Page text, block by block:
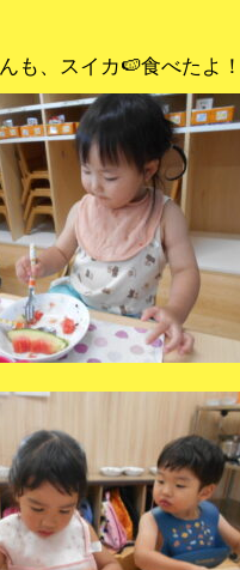
も、スイカ🍉食べたよ！